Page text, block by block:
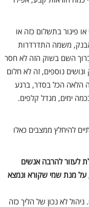
פיגור בתשלום כזה או
משמה התדרדרות
השם בשוק הזה לא חסר
נוספים, זה לא חלום
הלאה הכל בסדר, ברגע
ימים, מגדל קלפים.
להיחלץ ממצבים כאלו
לעזור להרבה אנשים
על מנת שמי שקורא ונמצא
לא נכון של הליך כזה